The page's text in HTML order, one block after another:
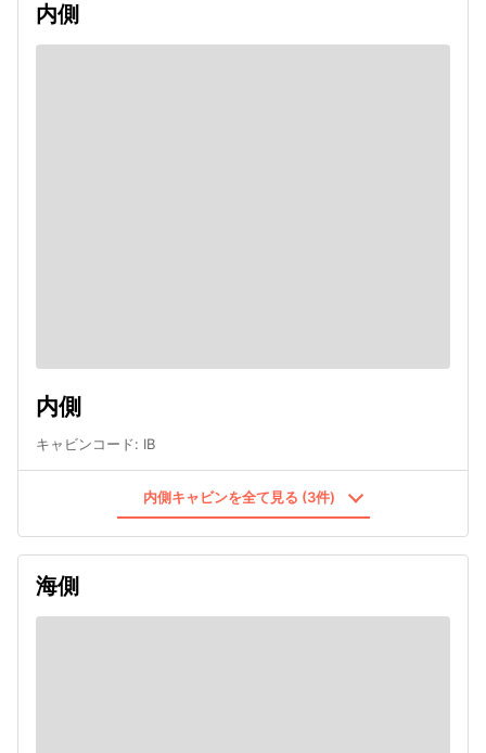
内側
内側
キャビンコード: IB
内側キャビンを全て見る (3件)
海側